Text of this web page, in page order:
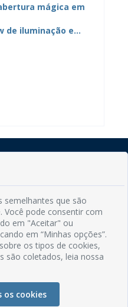
mágica em
de iluminação e
PB
08h às 13h
semelhantes que são
Você pode consentir com
em "Aceitar" ou
em “Minhas opções”.
os tipos de cookies,
são coletados, leia nossa
cookies